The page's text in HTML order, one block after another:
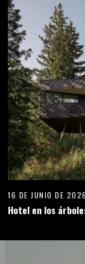
16 DE JUNIO DE 2026
Hotel en los